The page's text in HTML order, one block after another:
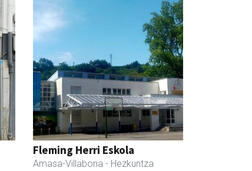
Fleming Herri Eskola
Amasa-Villabona - Hezkuntza